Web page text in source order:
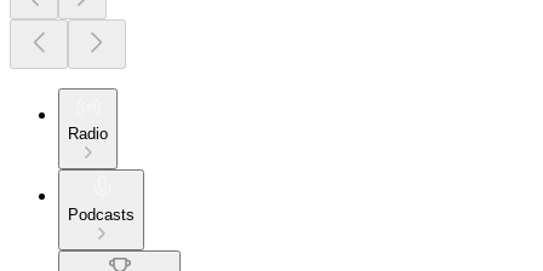
Radio
Podcasts